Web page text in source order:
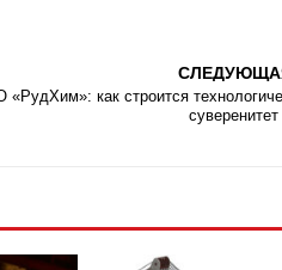
как строится